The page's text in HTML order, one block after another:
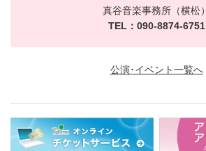
真谷音楽事務所（横松）
TEL：090-8874-6751
公演･イベント一覧へ